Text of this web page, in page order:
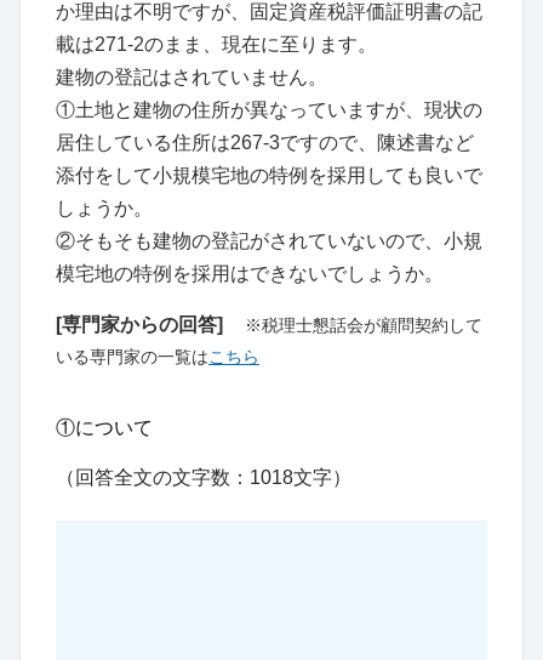
か理由は不明ですが、固定資産税評価証明書の記
載は271-2のまま、現在に至ります。
建物の登記はされていません。
①土地と建物の住所が異なっていますが、現状の
居住している住所は267-3ですので、陳述書など
添付をして小規模宅地の特例を採用しても良いで
しょうか。
②そもそも建物の登記がされていないので、小規
模宅地の特例を採用はできないでしょうか。
[専門家からの回答]
※税理士懇話会が顧問契約して
いる専門家の一覧はこちら
①について
（回答全文の文字数：1018文字）